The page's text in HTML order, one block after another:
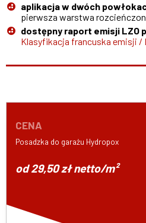
aplikacja w dwóch
pierwsza warstwa
dostępny raport emisji LZO
Klasyfikacja francuska emisji /
CENA
Posadzka do garażu Hydropox
od 29,50 zł netto/m²